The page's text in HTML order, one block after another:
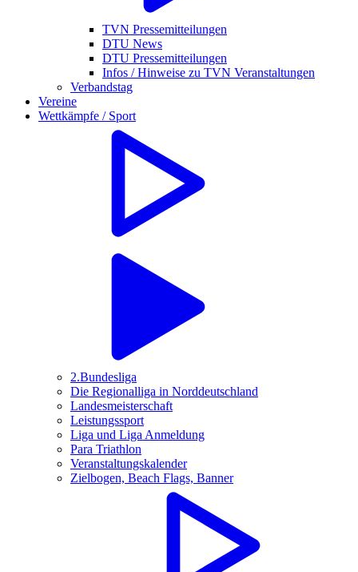
TVN Pressemitteilungen
DTU News
DTU Pressemitteilungen
Infos / Hinweise zu TVN Veranstaltungen
Verbandstag
Vereine
Wettkämpfe / Sport
2.Bundesliga
Die Regionalliga in Norddeutschland
Landesmeisterschaft
Leistungssport
Liga und Liga Anmeldung
Para Triathlon
Veranstaltungskalender
Zielbogen, Beach Flags, Banner